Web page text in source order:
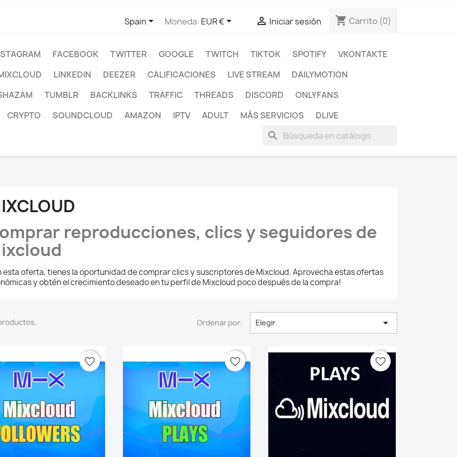
Spain Moneda: EUR €  Iniciar sesión shopping_cart Carrito (0)
FACEBOOK TWITTER GOOGLE TWITCH TIKTOK SPOTIFY
VKONTAKTE
LINKEDIN DEEZER CALIFICACIONES LIVE STREAM
DAILYMOTION
TUMBLR BACKLINKS TRAFFIC THREADS DISCORD
ONLYFANS
CRYPTO
SOUNDCLOUD AMAZON IPTV ADULT MÁS SERVICIOS DLIVE
search
reproducciones, clics y seguidores de
esta oferta, tienes la oportunidad decomprar clics y suscriptores de Mixcloud. Aprovecha estas ofertas
y obtén el crecimiento deseado en tu perfil de Mixcloud poco después de la compra!
Ordenar por: Elegir 
favorite_border favorite_border favorite_border